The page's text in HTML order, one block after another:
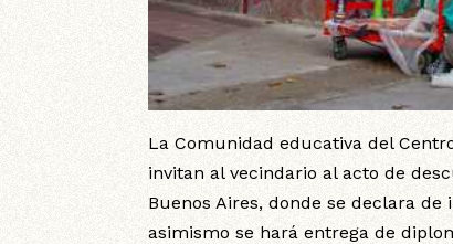
La Comunidad educativa del
invitan al vecindario al acto de
Buenos Aires, donde se declara
asimismo se hará entrega de